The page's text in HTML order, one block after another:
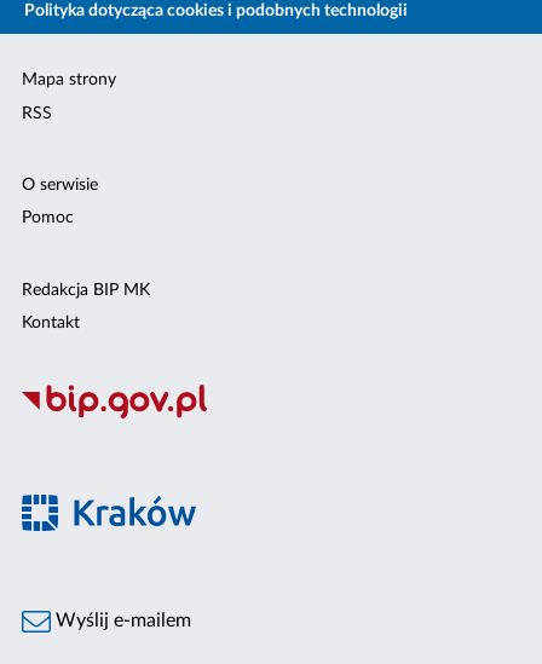
Polityka dotycząca cookies i podobnych technologii
Mapa strony
RSS
O serwisie
Pomoc
Redakcja BIP MK
Kontakt
Wyślij e-mailem